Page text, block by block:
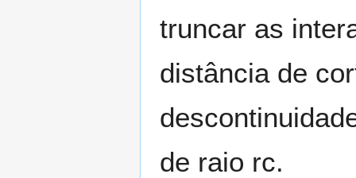
truncar as
distância de
de raio rc.